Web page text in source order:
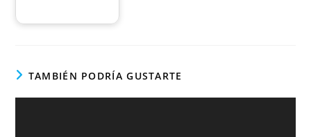
TAMBIÉN PODRÍA GUSTARTE